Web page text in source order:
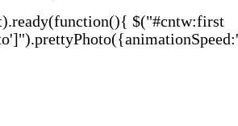
$("#cntw:first